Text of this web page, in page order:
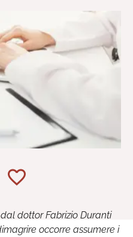
dottor Fabrizio Duranti
occorre assumere i